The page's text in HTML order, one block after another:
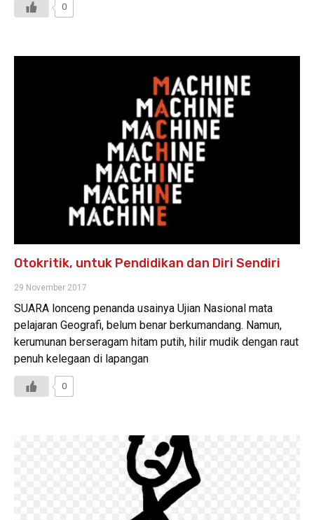
0
Otokritik, untuk Pendidikan dan Diri Sendiri
29 November 2017
SUARA lonceng penanda usainya Ujian Nasional mata
pelajaran Geografi, belum benar berkumandang. Namun,
kerumunan berseragam hitam putih, hilir mudik dengan raut
penuh kelegaan di lapangan
0